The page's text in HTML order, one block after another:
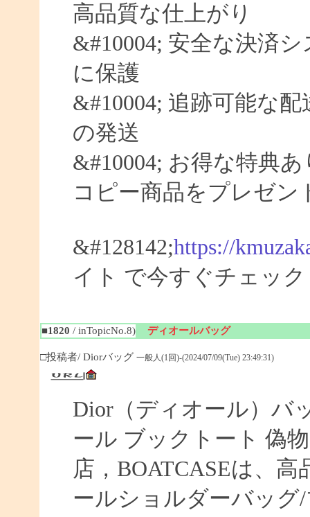
高品質な仕上がり
&#10004; 安全な決済
に保護
&#10004; 追跡可能な
の発送
&#10004; お得な特典
コピー商品をプレゼン
&#128142;https://
イト で今すぐチェック
■1820 / inTopicNo.8) ディオールバッグ
□投稿者/ Diorバッグ 一般人(1回)-(2024/07/09(Tue) 23:49:31)
Dior（ディオール）バ
ール ブックトート 偽
店，BOATCASEは、
ールショルダーバッ